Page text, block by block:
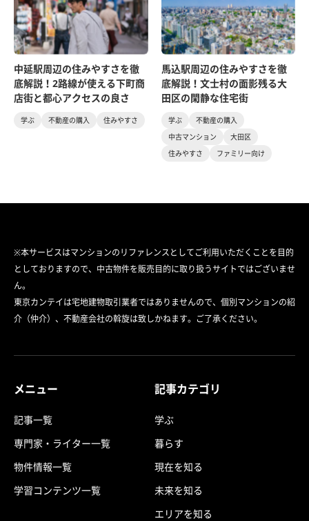
中延駅周辺の住みやすさを徹
底解説！2路線が使える下町商
店街と都心アクセスの良さ
学ぶ 不動産の購入 住みやすさ
馬込駅周辺の住みやすさを徹
底解説！文士村の面影残る大
田区の閑静な住宅街
学ぶ
不動産の購入
中古マンション
大田区
住みやすさ
ファミリー向け
※本サービスはマンションのリファレンスとしてご利用いただくことを目的
としておりますので、中古物件を販売目的に取り扱うサイトではございませ
ん。
東京カンテイは宅地建物取引業者ではありませんので、個別マンションの紹
介（仲介）、不動産会社の斡旋は致しかねます。ご了承ください。
メニュー
記事一覧
専門家・ライター一覧
物件情報一覧
学習コンテンツ一覧
記事カテゴリ
学ぶ
暮らす
現在を知る
未来を知る
エリアを知る